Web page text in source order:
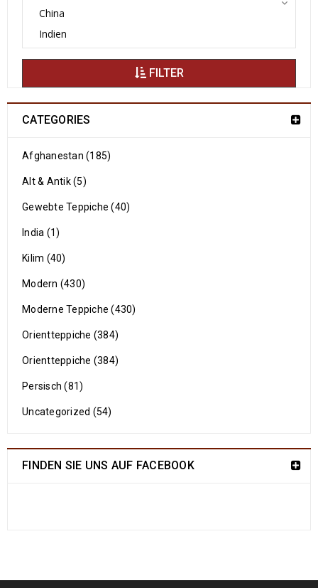
FILTER
CATEGORIES
Afghanestan (185)
Alt & Antik (5)
Gewebte Teppiche (40)
India (1)
Kilim (40)
Modern (430)
Moderne Teppiche (430)
Orientteppiche (384)
Orientteppiche (384)
Persisch (81)
Uncategorized (54)
FINDEN SIE UNS AUF FACEBOOK